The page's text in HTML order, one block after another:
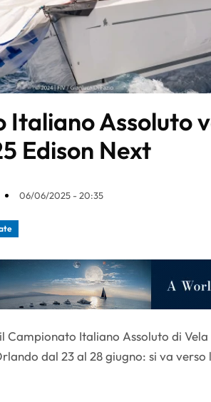
Italiano Assoluto
Edison Next
06/06/2025 - 20:35
Campionato Italiano Assoluto di Vela
dal 23 al 28 giugno: si va